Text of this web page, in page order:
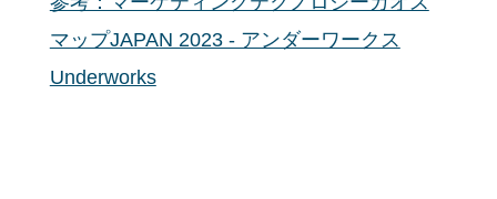
マップJAPAN 2023 - アンダーワークス
Underworks